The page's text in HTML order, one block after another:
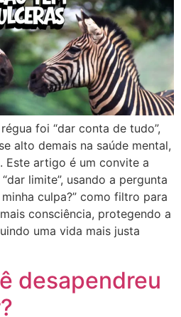
foi “dar conta de tudo”,
alto demais na saúde mental,
Este artigo é um convite a
limite”, usando a pergunta
culpa?” como filtro para
consciência, protegendo a
uma vida mais justa
desapendreu